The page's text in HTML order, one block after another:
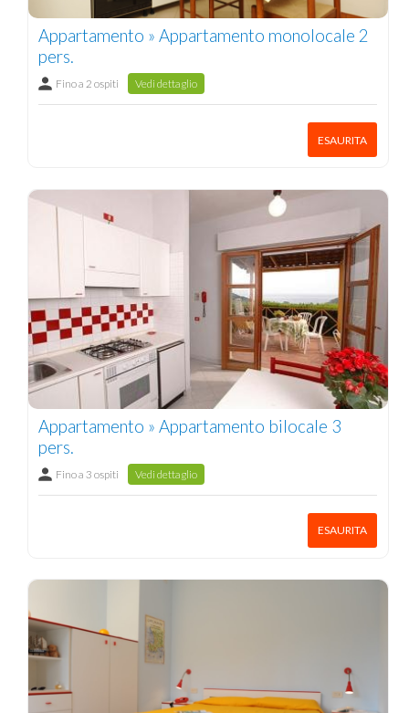
Appartamento » Appartamento monolocale 2
pers.
Fino a 2 ospiti Vedi dettaglio
ESAURITA
Appartamento » Appartamento bilocale 3
pers.
Fino a 3 ospiti Vedi dettaglio
ESAURITA